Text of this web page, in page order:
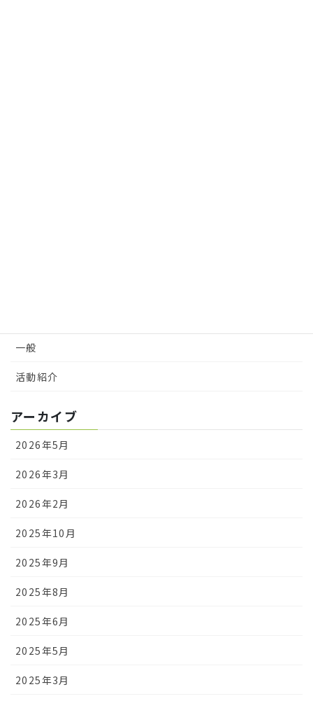
一般
活動紹介
アーカイブ
2026年5月
2026年3月
2026年2月
2025年10月
2025年9月
2025年8月
2025年6月
2025年5月
2025年3月